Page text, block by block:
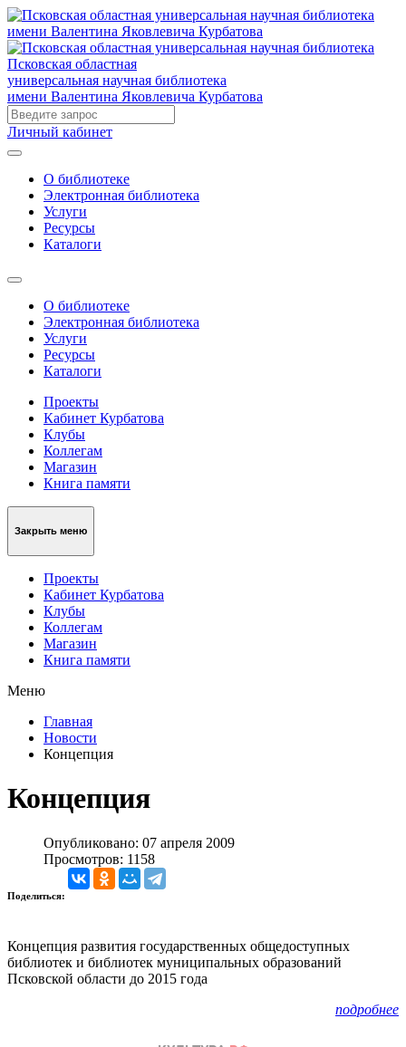
Псковская областная
универсальная научная библиотека
имени Валентина Яковлевича Курбатова
Личный кабинет
О библиотеке
Электронная библиотека
Услуги
Ресурсы
Каталоги
О библиотеке
Электронная библиотека
Услуги
Ресурсы
Каталоги
Проекты
Кабинет Курбатова
Клубы
Коллегам
Магазин
Книга памяти
Закрыть меню
Проекты
Кабинет Курбатова
Клубы
Коллегам
Магазин
Книга памяти
Меню
Главная
Новости
Концепция
Концепция
Опубликовано: 07 апреля 2009
Просмотров: 1158
Поделиться:
Концепция развития государственных общедоступных
библиотек и библиотек муниципальных образований
Псковской области до 2015 года
подробнее